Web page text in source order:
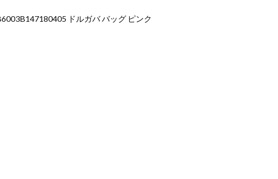
ドルガバ バッグ ピンク